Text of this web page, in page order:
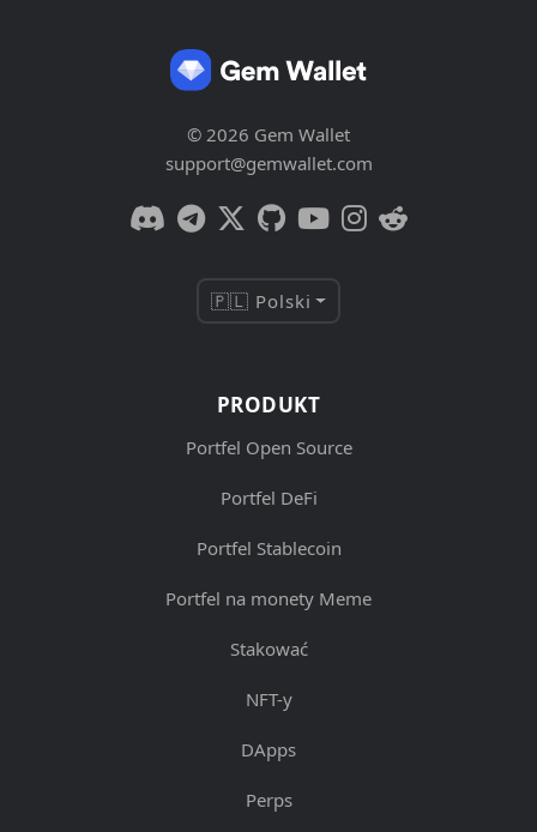
© 2026 Gem Wallet
support@gemwallet.com
🇵🇱 Polski
PRODUKT
Portfel Open Source
Portfel DeFi
Portfel Stablecoin
Portfel na monety Meme
Stakować
NFT-y
DApps
Perps